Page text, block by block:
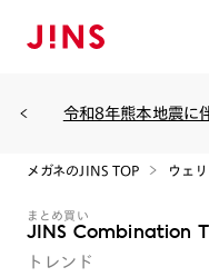
令和8年熊本地震に
メガネのJINS TOP ウェ
まとめ買い
JINS Combination
トレンド